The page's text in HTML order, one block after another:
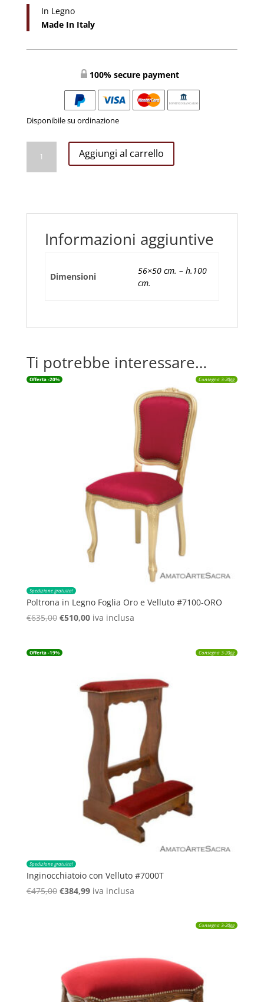
In Legno
Made In Italy
100% secure payment
Disponibile su ordinazione
Legno
#7100
Aggiungi al carrello
Informazioni aggiuntive
Dimensioni
56×50 cm. – h.100
cm.
Ti potrebbe interessare…
Offerta -20% Consegna 3-20gg
Spedizione gratuita!
Poltrona in Legno Foglia Oro e Velluto #7100-ORO
€635,00 Il
era:
€510,00Iliva inclusa
Offerta -19% Consegna 3-20gg
Spedizione gratuita!
Inginocchiatoio con Velluto #7000T
€475,00 Il
€384,99Iliva inclusa
Consegna 3-20gg